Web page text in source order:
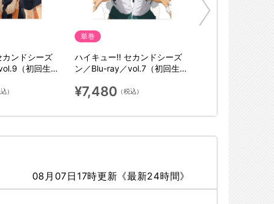
ンドシーズ
（初回生産
）
単巻
ハイキュー!! セカンドシーズ
ン／Blu-ray／vol.7（初回生産
¥7,480 （税込）
08月07日17時更新《最新24時間》